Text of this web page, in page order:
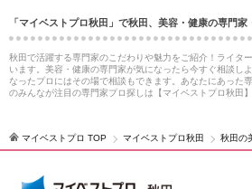
「マイベストプロ秋田」で秋田、美容・健康の専門
秋田で活躍する専門家のこだわりや魅力をご紹介！ライタ
います。美容・健康の専門家が気になったら今すぐ相談し
なったプロにはその場で相談もできます。あなたにあった
のみんなが注目の専門家プロ探しは【マイベストプロ秋田】
マイベストプロ TOP マイベストプロ秋田 秋田の